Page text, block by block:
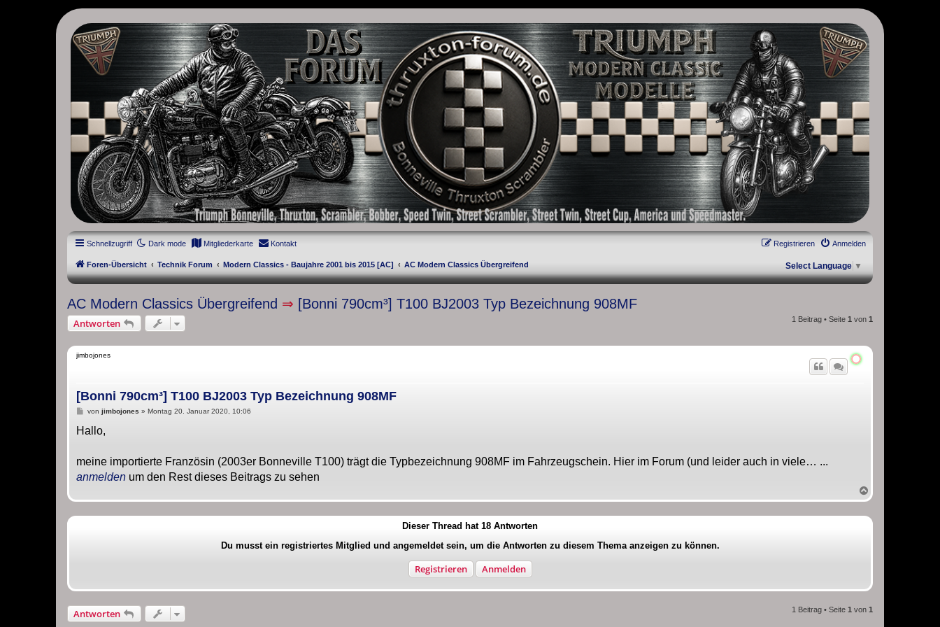
thruxton-forum.de
DAS FORUM! Alles rund um die Triumph Modern Classic Modelle. Das Forum für die New Bonneville Baureihen ab BJ 2001. Triumph Bonneville, Thruxton, Scrambler, Bobber, Speed Twin, Street Scrambler, Street Twin,
Street Cup, America und Speedmaster.
Schnellzugriff Dark mode Mitgliederkarte Kontakt Anmelden
Registrieren
Foren-Übersicht Technik Forum Modern Classics - Baujahre 2001 bis 2015 [AC] AC Modern Classics Übergreifend Select Language ▼
AC Modern Classics Übergreifend ⇒ [Bonni 790cm³] T100 BJ2003 Typ Bezeichnung 908MF
Antworten 1 Beitrag • Seite 1 von 1
jimbojones
[Bonni 790cm³] T100 BJ2003 Typ Bezeichnung 908MF
B
i
t
g
von jimbojones » Montag 20. Januar 2020, 10:06
Hallo,
meine importierte Französin (2003er Bonneville T100) trägt die Typbezeichnung 908MF im Fahrzeugschein. Hier im Forum (und leider auch in viele… ...
anmelden um den Rest dieses Beitrags zu sehen
a
h
Dieser Thread hat 18 Antworten
Du musst ein registriertes Mitglied und angemeldet sein, um die Antworten zu diesem Thema anzeigen zu können.
Registrieren Anmelden
Antworten 1 Beitrag • Seite 1 von 1